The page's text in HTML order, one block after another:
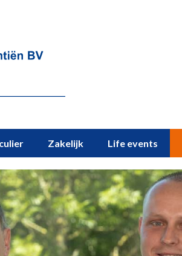
Zakelijk Life events